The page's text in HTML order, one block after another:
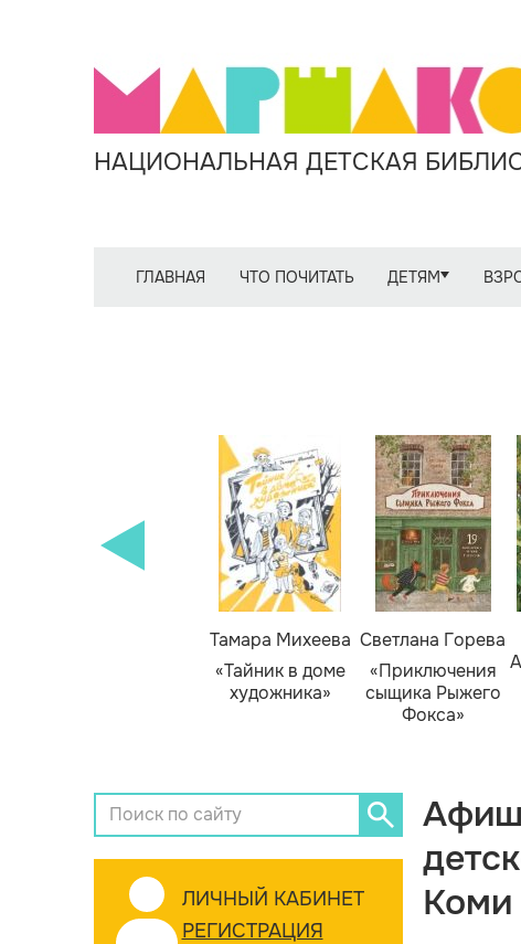
НАЦИОНАЛЬНАЯ ДЕТСКАЯ
ГЛАВНАЯ ЧТО ПОЧИТАТЬ ДЕТЯМ
Тамара Михеева
«Тайник в доме
художника»
Светлана Горева
«Приключения
сыщика Рыжего
Фокса»
ЛИЧНЫЙ КАБИНЕТ
РЕГИСТРАЦИЯ